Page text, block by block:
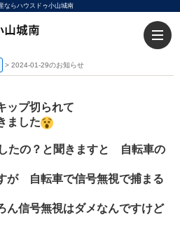
ならハウスドゥ小山城南
> 2024-01-29のお知らせ
ップ切られて
ました
たの？と聞きますと 自転車の
が 自転車で信号無視で捕まる
ん信号無視はダメなんですけど